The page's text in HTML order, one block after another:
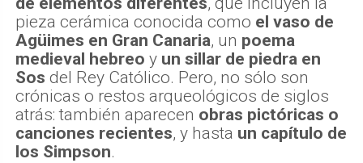
pieza cerámica conocida como el vaso de
Agüimes en Gran Canaria, un poema
medieval hebreo y un sillar de piedra en
Sos del Rey Católico. Pero, no sólo son
crónicas o restos arqueológicos de siglos
atrás: también aparecen obras pictóricas o
canciones recientes, y hasta un capítulo de
los Simpson.